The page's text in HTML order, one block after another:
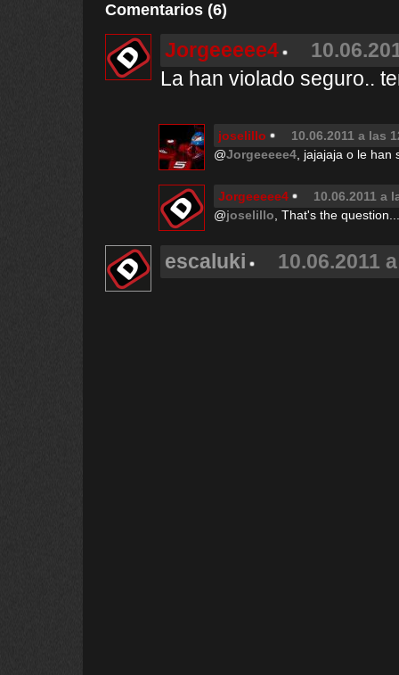
Comentarios (6)
Jorgeeeee4
La han violado seguro..
joselillo
10.06.2011 a las
@Jorgeeeee4 , jajajaja o le
Jorgeeeee4
10.06.2011 a
@joselillo , That's the
escaluki 10.06.2011